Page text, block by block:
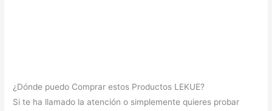
¿Dónde puedo Comprar estos Productos LEKUE?
Si te ha llamado la atención o simplemente quieres probar